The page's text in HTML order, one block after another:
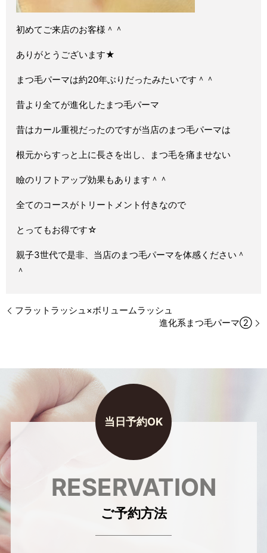
初めてご来店のお客様＾＾
ありがとうございます★
まつ毛パーマは約20年ぶりだったみたいです＾＾
昔より全てが進化したまつ毛パーマ
昔はカール重視だったのですが当店のまつ毛パーマは
根元からすっと上に長さを出し、まつ毛を痛ませない
瞼のリフトアップ効果もあります＾＾
全てのコースがトリートメント付きなので
とってもお得です☆
親子3世代で是非、当店のまつ毛パーマを体感ください＾
＾
フラットラッシュ×ボリュームラッシュ
進化系まつ毛パーマ②
RESERVATION
ご予約方法